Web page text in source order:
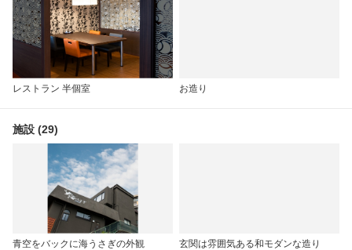
レストラン 半個室 お造り
施設 (29)
青空をバックに海うさぎの外観 玄関は雰囲気ある和モダンな造り